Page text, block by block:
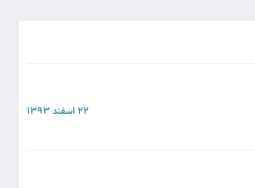
22 اسفند 1393